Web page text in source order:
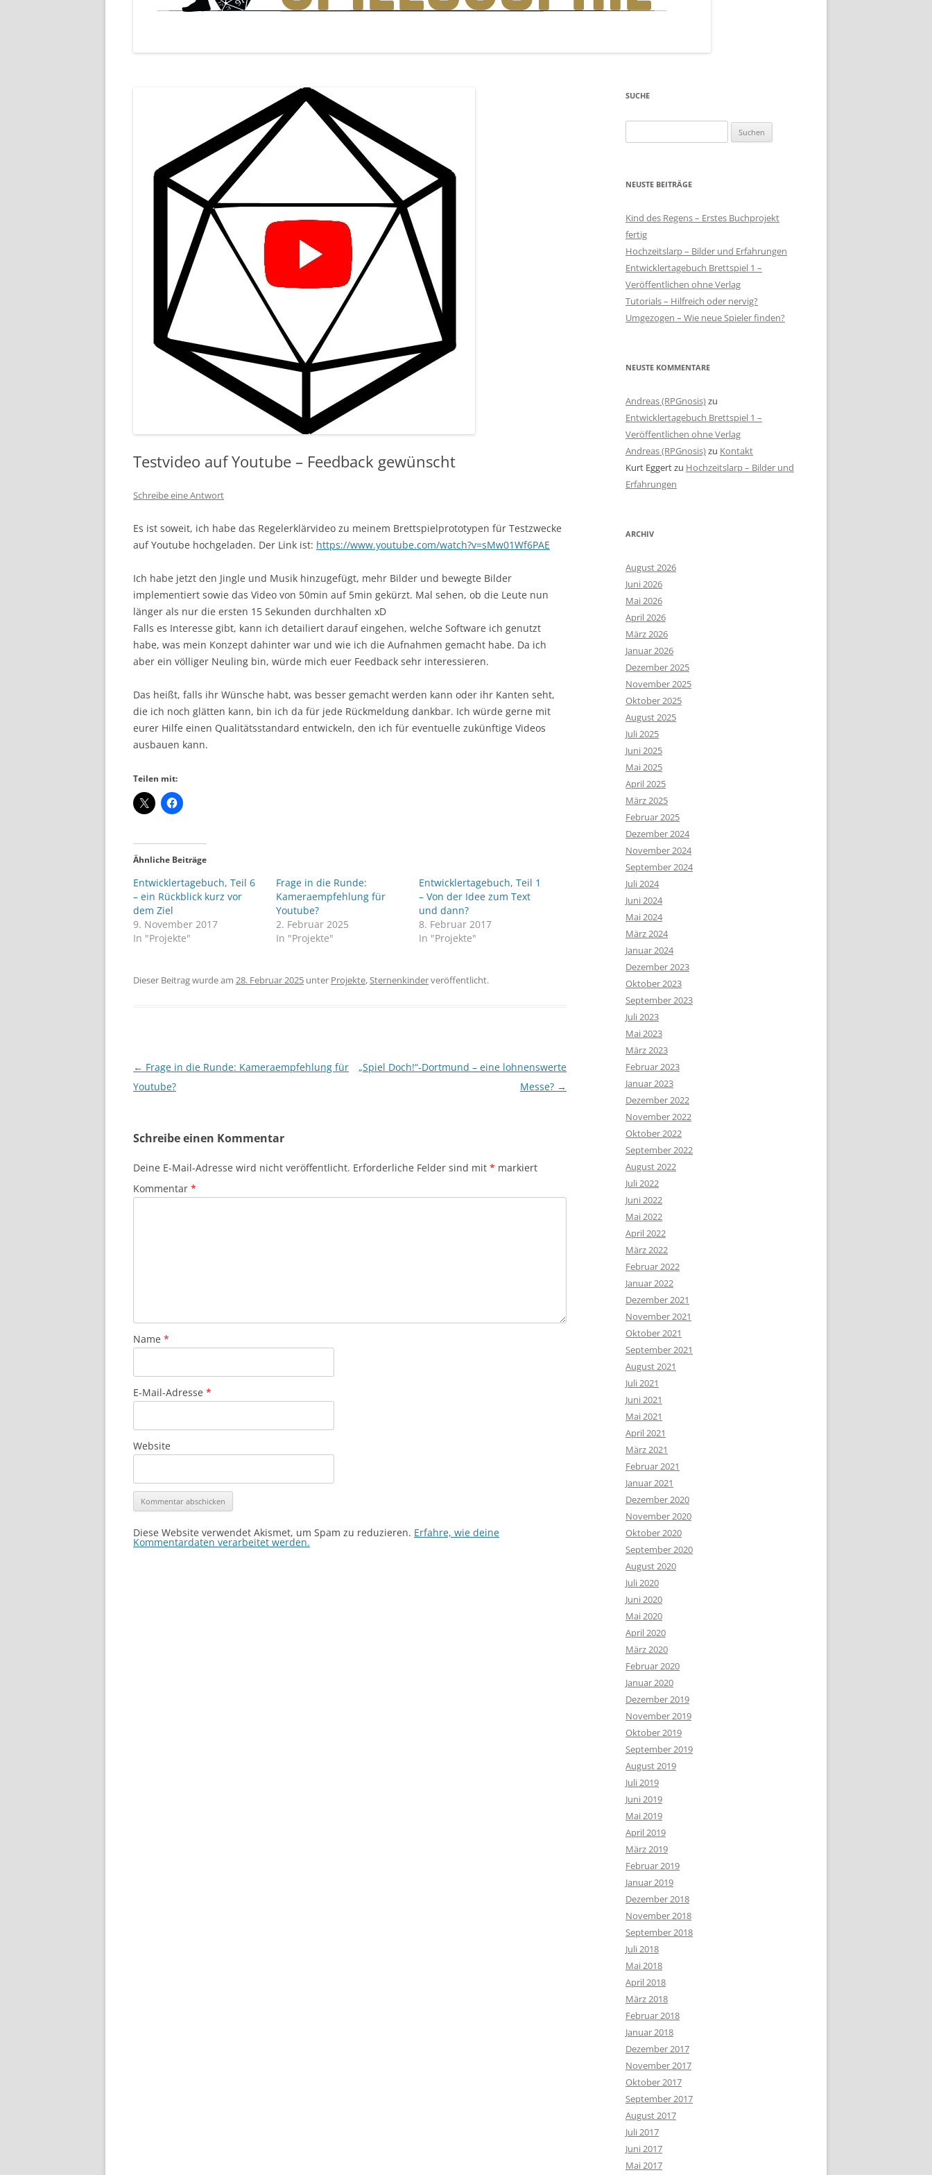
Testvideo auf Youtube – Feedback gewünscht
Schreibe eine Antwort
Es ist soweit, ich habe das Regelerklärvideo zu meinem Brettspielprototypen für Testzwecke
auf Youtube hochgeladen. Der Link ist: https://www.youtube.com/watch?v=sMw01Wf6PAE
Ich habe jetzt den Jingle und Musik hinzugefügt, mehr Bilder und bewegte Bilder
implementiert sowie das Video von 50min auf 5min gekürzt. Mal sehen, ob die Leute nun
länger als nur die ersten 15 Sekunden durchhalten xD
Falls es Interesse gibt, kann ich detailiert darauf eingehen, welche Software ich genutzt
habe, was mein Konzept dahinter war und wie ich die Aufnahmen gemacht habe. Da ich
aber ein völliger Neuling bin, würde mich euer Feedback sehr interessieren.
Das heißt, falls ihr Wünsche habt, was besser gemacht werden kann oder ihr Kanten seht,
die ich noch glätten kann, bin ich da für jede Rückmeldung dankbar. Ich würde gerne mit
eurer Hilfe einen Qualitätsstandard entwickeln, den ich für eventuelle zukünftige Videos
ausbauen kann.
Teilen mit:
Ähnliche Beiträge
Entwicklertagebuch, Teil 6
– ein Rückblick kurz vor
dem Ziel
9. November 2017
In "Projekte"
Frage in die Runde:
Kameraempfehlung für
Youtube?
2. Februar 2025
In "Projekte"
Entwicklertagebuch, Teil 1
– Von der Idee zum Text
und dann?
8. Februar 2017
In "Projekte"
Dieser Beitrag wurde am 28. Februar 2025 unter Projekte,Sternenkinderveröffentlicht.
Beitragsnavigation
← Frage in die Runde: Kameraempfehlung für
Youtube?
„Spiel Doch!“-Dortmund – eine lohnenswerte
Messe? →
Schreibe einen Kommentar
Deine E-Mail-Adresse wird nicht veröffentlicht. Erforderliche Felder sind mit * markiert
Kommentar *
Name *
E-Mail-Adresse *
Website
Diese Website verwendet Akismet, um Spam zu reduzieren. Erfahre, wie deine
Kommentardaten verarbeitet werden.
SUCHE
nach:
NEUSTE BEITRÄGE
Kind des Regens – Erstes Buchprojekt
fertig
Hochzeitslarp – Bilder und Erfahrungen
Entwicklertagebuch Brettspiel 1 –
Veröffentlichen ohne Verlag
Tutorials – Hilfreich oder nervig?
Umgezogen – Wie neue Spieler finden?
NEUSTE KOMMENTARE
Andreas (RPGnosis)zu
Entwicklertagebuch Brettspiel 1 –
Veröffentlichen ohne Verlag
Andreas (RPGnosis)zu Kontakt
Kurt Eggertzu Hochzeitslarp – Bilder und
Erfahrungen
ARCHIV
August 2026
Juni 2026
Mai 2026
April 2026
März 2026
Januar 2026
Dezember 2025
November 2025
Oktober 2025
August 2025
Juli 2025
Juni 2025
Mai 2025
April 2025
März 2025
Februar 2025
Dezember 2024
November 2024
September 2024
Juli 2024
Juni 2024
Mai 2024
März 2024
Januar 2024
Dezember 2023
Oktober 2023
September 2023
Juli 2023
Mai 2023
März 2023
Februar 2023
Januar 2023
Dezember 2022
November 2022
Oktober 2022
September 2022
August 2022
Juli 2022
Juni 2022
Mai 2022
April 2022
März 2022
Februar 2022
Januar 2022
Dezember 2021
November 2021
Oktober 2021
September 2021
August 2021
Juli 2021
Juni 2021
Mai 2021
April 2021
März 2021
Februar 2021
Januar 2021
Dezember 2020
November 2020
Oktober 2020
September 2020
August 2020
Juli 2020
Juni 2020
Mai 2020
April 2020
März 2020
Februar 2020
Januar 2020
Dezember 2019
November 2019
Oktober 2019
September 2019
August 2019
Juli 2019
Juni 2019
Mai 2019
April 2019
März 2019
Februar 2019
Januar 2019
Dezember 2018
November 2018
September 2018
Juli 2018
Mai 2018
April 2018
März 2018
Februar 2018
Januar 2018
Dezember 2017
November 2017
Oktober 2017
September 2017
August 2017
Juli 2017
Juni 2017
Mai 2017